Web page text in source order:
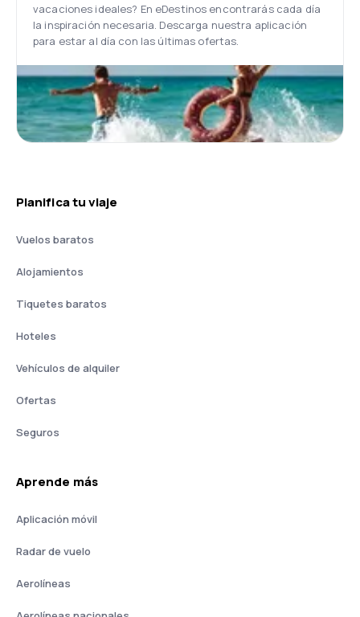
vacaciones ideales? En eDestinos encontrarás cada día
la inspiración necesaria. Descarga nuestra aplicación
para estar al día con las últimas ofertas.
Planifica tu viaje
Vuelos baratos
Alojamientos
Tiquetes baratos
Hoteles
Vehículos de alquiler
Ofertas
Seguros
Aprende más
Aplicación móvil
Radar de vuelo
Aerolíneas